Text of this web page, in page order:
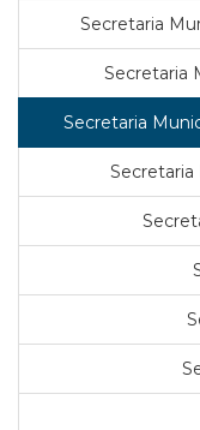
Secretaria
Secretaria
Secretaria